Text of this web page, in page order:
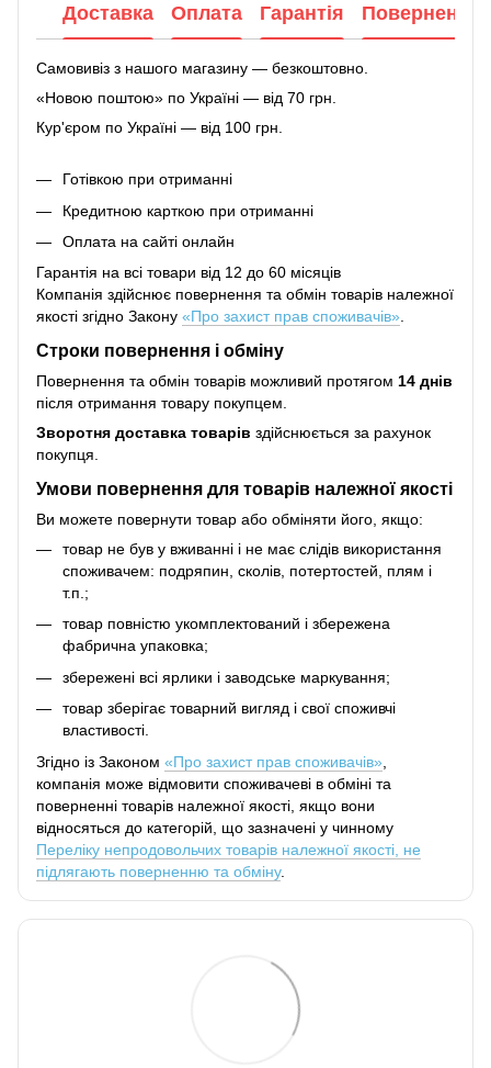
Доставка Оплата Гарантія Повернення
Самовивіз з нашого магазину — безкоштовно.
«Новою поштою» по Україні — від 70 грн.
Кур'єром по Україні — від 100 грн.
Готівкою при отриманні
Кредитною карткою при отриманні
Оплата на сайті онлайн
Гарантія на всі товари від 12 до 60 місяців
Компанія здійснює повернення та обмін товарів належної
якості згідно Закону «Про захист прав споживачів».
Строки повернення і обміну
Повернення та обмін товарів можливий протягом 14 днів
після отримання товару покупцем.
Зворотня доставка товарів здійснюється за рахунок
покупця.
Умови повернення для товарів належної якості
Ви можете повернути товар або обміняти його, якщо:
товар не був у вживанні і не має слідів використання
споживачем: подряпин, сколів, потертостей, плям і
т.п.;
товар повністю укомплектований і збережена
фабрична упаковка;
збережені всі ярлики і заводське маркування;
товар зберігає товарний вигляд і свої споживчі
властивості.
Згідно із Законом «Про захист прав споживачів»
компанія може відмовити споживачеві в обміні та
поверненні товарів належної якості, якщо вони
відносяться до категорій, що зазначені у чинному
Переліку непродовольчих товарів належної якості, не
підлягають поверненню та обміну.